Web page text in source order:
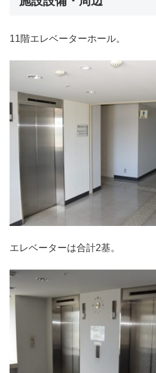
11階エレベーターホール。
エレベーターは合計2基。